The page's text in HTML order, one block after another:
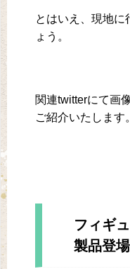
とはいえ、現地に
ょう。
関連twitterにて画
ご紹介いたします。
フィギ
製品登場